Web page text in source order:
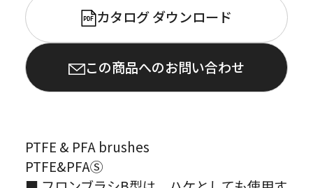
PDF カタログ ダウンロード
この商品へのお問い合わせ
PTFE & PFA brushes
PTFE&PFAⓈ